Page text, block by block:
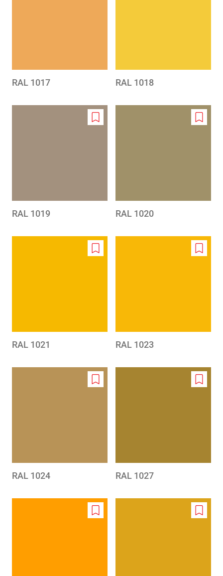
RAL 1017 RAL 1018
Add
RAL 1019
Add
RAL 1020
Add
RAL 1021
Add
RAL 1023
Add
RAL 1024
Add
RAL 1027
Add
Add